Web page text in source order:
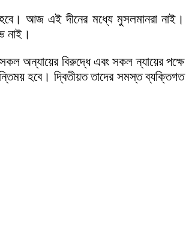
আজ এই দীনের মধ্যে মুসলমানরা নাই।
নাই।
অন্যায়ের বিরুদ্ধে এবং সকল ন্যায়ের পক্ষে
হবে। দ্বিতীয়ত তাদের সমস্ত ব্যক্তিগত